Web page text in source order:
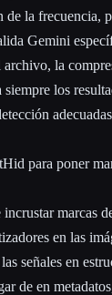
de la frecuencia,
Gemini
archivo, la
los
para poner
marcas
en las
señales en
de en